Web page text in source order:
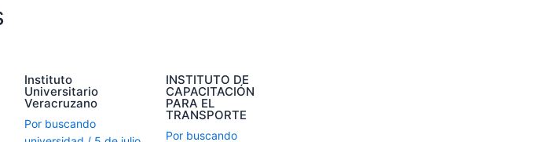
Instituto
Universitario
Veracruzano
Por buscando
INSTITUTO DE
CAPACITACIÓN
PARA EL
TRANSPORTE
Por buscando